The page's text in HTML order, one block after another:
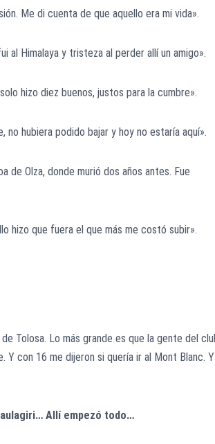
Me di cuenta de que aquello era mi vida».
al Himalaya y tristeza al perder allí un amigo».
hizo diez buenos, justos para la cumbre».
hubiera podido bajar y hoy no estaría aquí».
de Olza, donde murió dos años antes. Fue
hizo que fuera el que más me costó subir».
Tolosa. Lo más grande es que la gente del
Y con 16 me dijeron si quería ir al Mont Blanc. Y
Allí empezó todo…